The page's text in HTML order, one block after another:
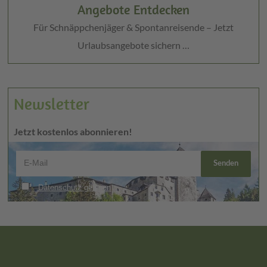
Angebote Entdecken
Für Schnäppchenjäger & Spontanreisende – Jetzt
Urlaubsangebote sichern …
Newsletter
Jetzt kostenlos abonnieren!